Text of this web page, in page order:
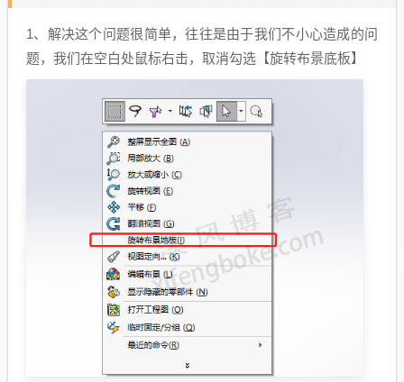
1、解决这个问题很简单，往往是由于我们不小心造成的问
题，我们在空白处鼠标右击，取消勾选【旋转布景底板】